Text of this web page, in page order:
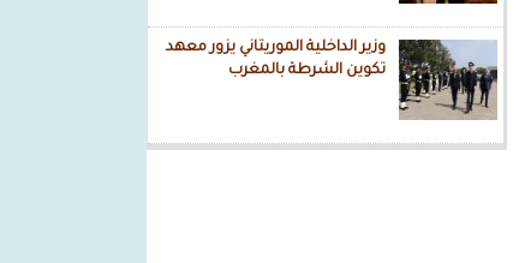
وزير الداخلية الموريتاني يزور معهد
تكوين الشرطة بالمغرب